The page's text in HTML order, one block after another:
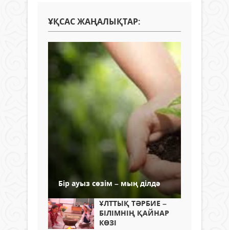
ҰҚСАС ЖАҢАЛЫҚТАР:
Бір ауыз сөзім – мың ділдә
ҰЛТТЫҚ ТӘРБИЕ –
БІЛІМНІҢ ҚАЙНАР
КӨЗІ